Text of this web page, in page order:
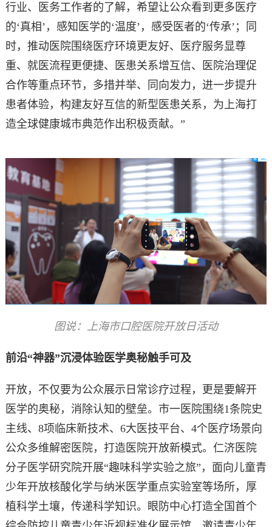
行业、医务工作者的了解，希望让公众看到更多医疗
的‘真相’，感知医学的‘温度’，感受医者的‘传承’；同
时，推动医院围绕医疗环境更友好、医疗服务显尊
重、就医流程更便捷、医患关系增互信、医院治理促
合作等重点环节，多措并举、同向发力，进一步提升
患者体验，构建友好互信的新型医患关系，为上海打
造全球健康城市典范作出积极贡献。”
图说：上海市口腔医院开放日活动
前沿“神器”沉浸体验医学奥秘触手可及
开放，不仅要为公众展示日常诊疗过程，更是要解开
医学的奥秘，消除认知的壁垒。市一医院围绕1条院史
主线、8项临床新技术、6大医技平台、4个医疗场景向
公众多维解密医院，打造医院开放新模式。仁济医院
分子医学研究院开展“趣味科学实验之旅”，面向儿童青
少年开放核酸化学与纳米医学重点实验室等场所，厚
植科学土壤，传递科学知识。眼防中心打造全国首个